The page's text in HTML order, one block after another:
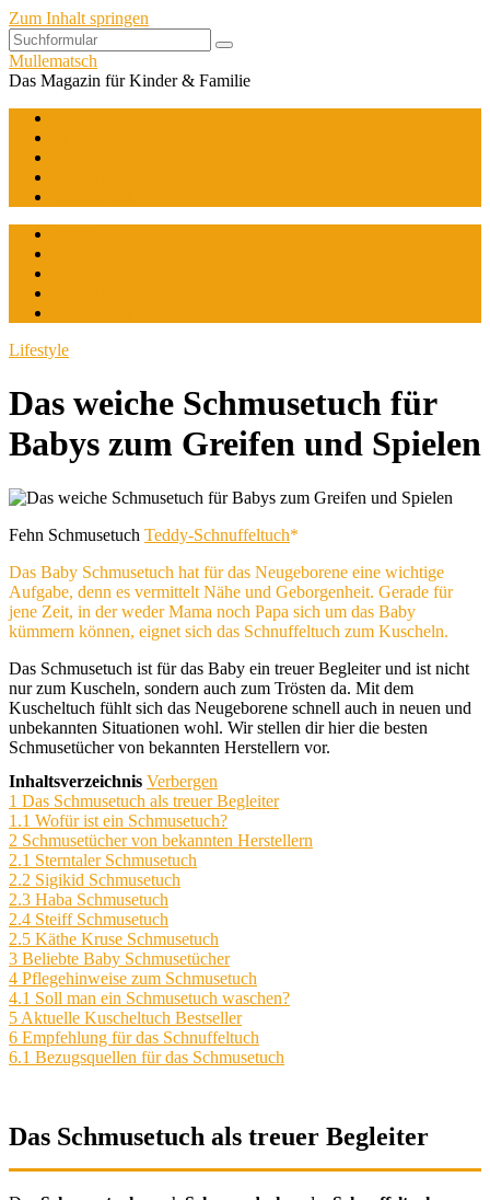
Zum Inhalt springen
Mullematsch
Das Magazin für Kinder & Familie
Lifestyle
Das weiche Schmusetuch für
Babys zum Greifen und Spielen
Fehn Schmusetuch Teddy-Schnuffeltuch
Das Baby Schmusetuch hat für das Neugeborene eine wichtige
Aufgabe, denn es vermittelt Nähe und Geborgenheit. Gerade für
jene Zeit, in der weder Mama noch Papa sich um das Baby
kümmern können, eignet sich das Schnuffeltuch zum Kuscheln.
Das Schmusetuch ist für das Baby ein treuer Begleiter und ist nicht
nur zum Kuscheln, sondern auch zum Trösten da. Mit dem
Kuscheltuch fühlt sich das Neugeborene schnell auch in neuen und
unbekannten Situationen wohl. Wir stellen dir hier die besten
Schmusetücher von bekannten Herstellern vor.
Inhaltsverzeichnis Verbergen
1 Das Schmusetuch als treuer Begleiter
1.1 Wofür ist ein Schmusetuch?
2 Schmusetücher von bekannten Herstellern
2.1 Sterntaler Schmusetuch
2.2 Sigikid Schmusetuch
2.3 Haba Schmusetuch
2.4 Steiff Schmusetuch
2.5 Käthe Kruse Schmusetuch
3 Beliebte Baby Schmusetücher
4 Pflegehinweise zum Schmusetuch
4.1 Soll man ein Schmusetuch waschen?
5 Aktuelle Kuscheltuch Bestseller
6 Empfehlung für das Schnuffeltuch
6.1 Bezugsquellen für das Schmusetuch
Das Schmusetuch als treuer Begleiter